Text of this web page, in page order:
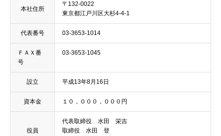
本社住所
〒132-0022
東京都江戸川区大杉4-4-1
代表番号 03-3653-1014
ＦＡＸ番
号
03-3653-1045
設立 平成13年8月16日
資本金 １０，０００，０００円
役員
代表取締役 水田 栄吉
取締役 水田 登